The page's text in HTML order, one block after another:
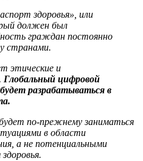
здоровья», или
должен был
граждан постоянно
странами.
этические и
Глобальный цифровой
разрабатываться в
по-прежнему заниматься
в области
а не потенциальными